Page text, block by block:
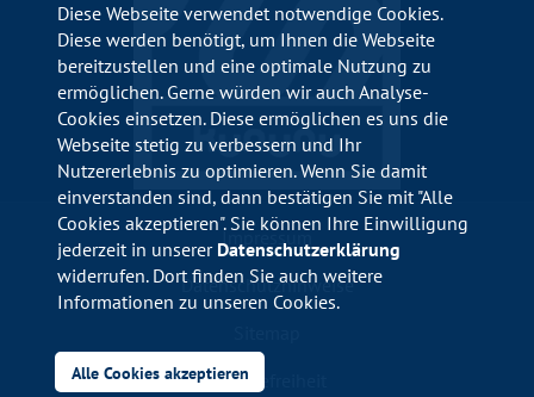
Impressum
Datenschutzhinweise
Barrierefreiheit
Diese Webseite verwendet notwendige Cookies.
Diese werden benötigt, um Ihnen die Webseite
bereitzustellen und eine optimale Nutzung zu
ermöglichen. Gerne würden wir auch Analyse-
Cookies einsetzen. Diese ermöglichen es uns die
Webseite stetig zu verbessern und Ihr
Nutzererlebnis zu optimieren. Wenn Sie damit
einverstanden sind, dann bestätigen Sie mit "Alle
Cookies akzeptieren". Sie können Ihre Einwilligung
jederzeit in unserer Datenschutzerklärung
widerrufen. Dort finden Sie auch weitere
Informationen zu unseren Cookies.
Alle Cookies akzeptieren